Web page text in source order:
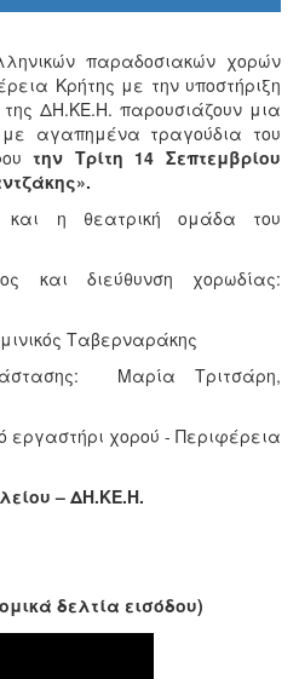
παραδοσιακών χορών
Κρήτης με την υποστήριξη
ΔΗ.ΚΕ.Η. παρουσιάζουν μια
με αγαπημένα τραγούδια του
την Τρίτη 14 Σεπτεμβρίου
και η θεατρική ομάδα του
και διεύθυνση χορωδίας:
Ταβερναράκης
Μαρία Τριτσάρη,
χορού - Περιφέρεια
– ΔΗ.ΚΕ.Η.
δελτία εισόδου)